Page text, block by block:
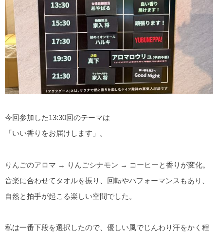
今回参加した13:30回のテーマは
「いい香りをお届けします」。
りんごのアロマ → りんごシナモン → コーヒーと香りが変化。
音楽に合わせてタオルを振り、回転やパフォーマンスもあり、
自然と拍手が起こる楽しい空間でした。
私は一番下段を選択したので、優しい風でじんわり汗をかく程